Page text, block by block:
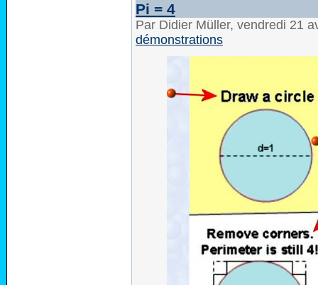
Pi = 4
Par Didier Müller, vendredi 21
démonstrations